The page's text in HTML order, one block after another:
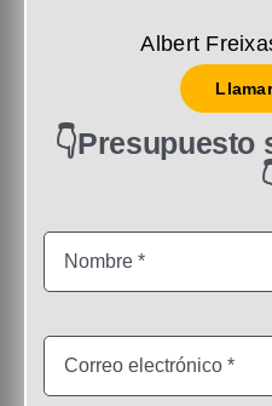
Albert